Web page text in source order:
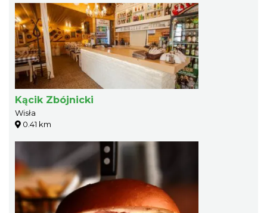
Kącik Zbójnicki
Wisła
0.41 km